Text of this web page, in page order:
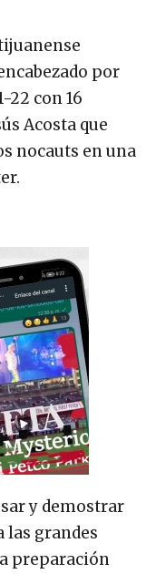
por
22 con 16
Acosta que
nocauts en una
y demostrar
las grandes
preparación